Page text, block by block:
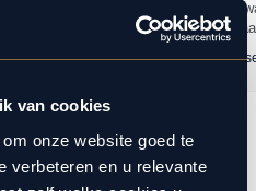
van cookies
onze website goed te
verbeteren en u relevante
dikke 10 -
dikke 10
Ramon
1/10